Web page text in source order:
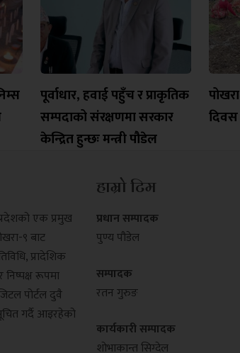
पूर्वाधार, हवाई पहुँच र प्राकृतिक
सम्पदाको संरक्षणमा सरकार
केन्द्रित हुन्छः मन्त्री पौडेल
प्रदेशको एक प्रमुख
९ बाट
प्रादेशिक
निष्पक्ष रूपमा
पोर्टल दुवै
गर्दै आइरहेको
हाम्रो टिम
प्रधान सम्पादक
पुण्य पौडेल
सम्पादक
रतन गुरुङ
कार्यकारी सम्पादक
शोभाकान्त सिग्देल